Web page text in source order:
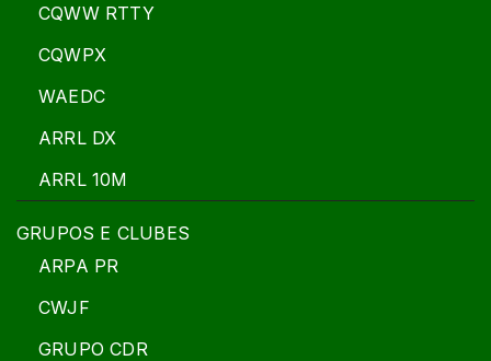
CQWW RTTY
CQWPX
WAEDC
ARRL DX
ARRL 10M
GRUPOS E CLUBES
ARPA PR
CWJF
GRUPO CDR